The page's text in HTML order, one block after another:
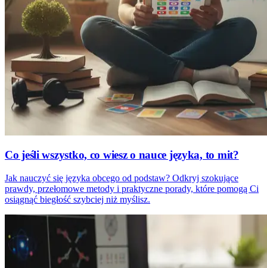
Co jeśli wszystko, co wiesz o nauce języka, to mit?
Jak nauczyć się języka obcego od podstaw? Odkryj szokujące
prawdy, przełomowe metody i praktyczne porady, które pomogą Ci
osiągnąć biegłość szybciej niż myślisz.